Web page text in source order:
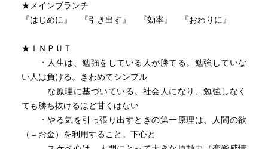
★メインブランチ
『はじめに』 『引き出す』 『効率』 『おわりに』
★ＩＮＰＵＴ
・人生は、勉強をしている人が勝てる。勉強していな
い人は負ける。きわめてシンプル
な原理に基づいている。社会人になり、勉強しなく
ても勝ち抜けるほど甘くはない
・やる気を引っ張り出すときの第一原理は、人間の欲
（＝お金）を利用すること。下心と